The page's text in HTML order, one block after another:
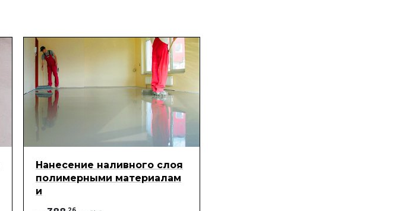
Нанесение наливного слоя
полимерными материалам
и